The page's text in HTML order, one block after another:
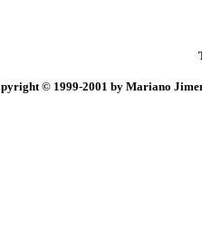
© 1999-2001 by Mariano